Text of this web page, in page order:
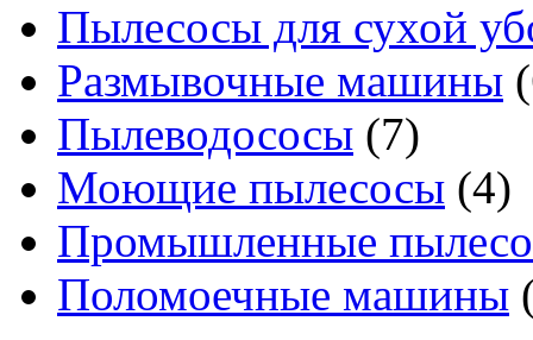
Пылесосы для сухой
Размывочные машины
Пылеводососы (7)
Моющие пылесосы (4)
Промышленные
Поломоечные машины